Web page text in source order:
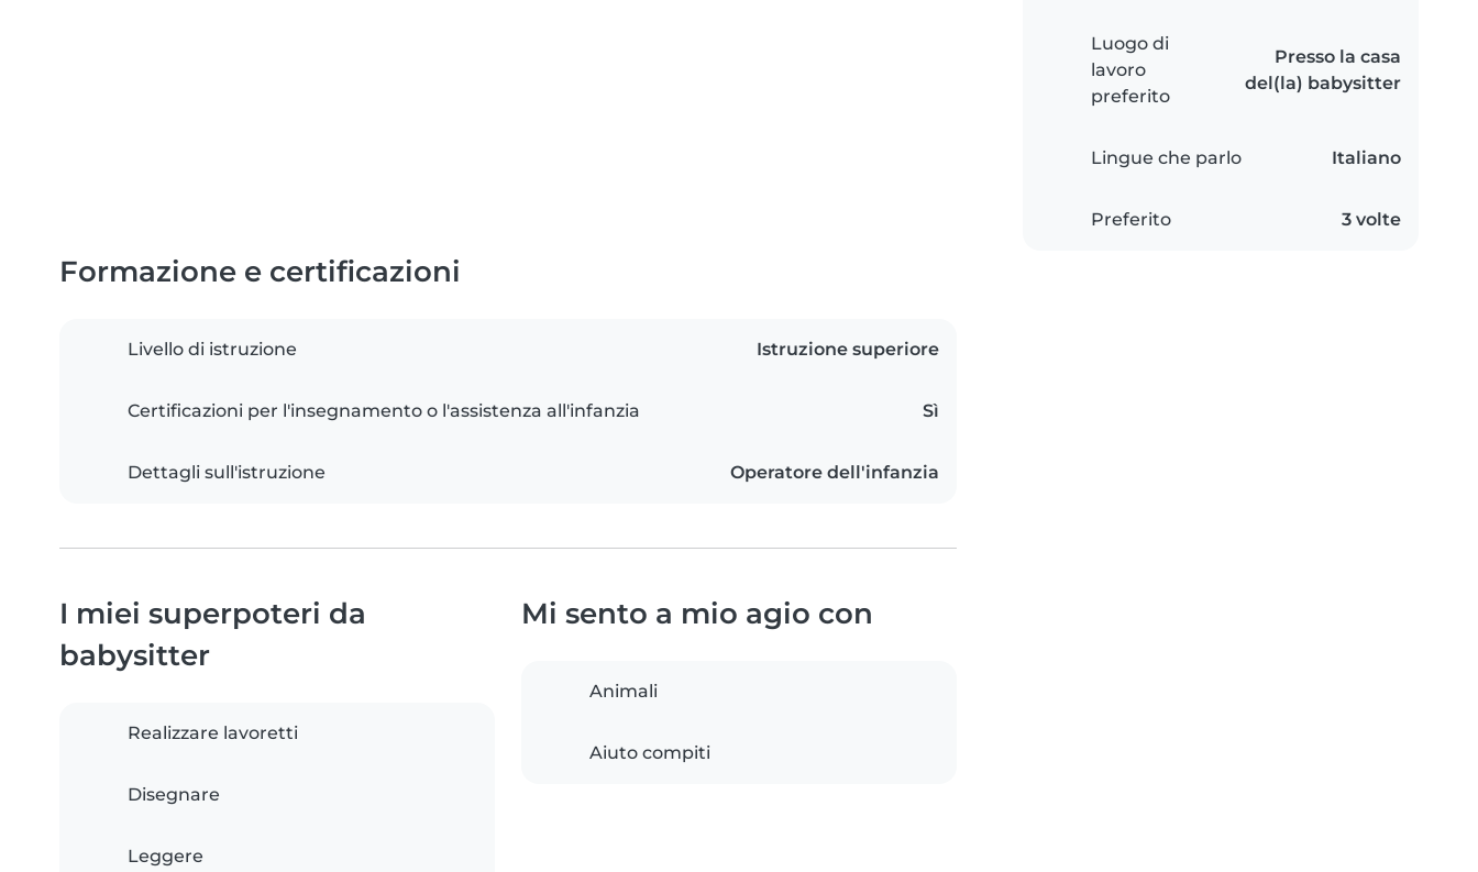
Luogo di
lavoro
preferito
Presso la casa
del(la) babysitter
Lingue che parlo Italiano
Preferito 3 volte
Formazione e certificazioni
Livello di istruzione Istruzione superiore
Certificazioni per l'insegnamento o l'assistenza all'infanzia Sì
Dettagli sull'istruzione Operatore dell'infanzia
I miei superpoteri da
babysitter
Realizzare lavoretti
Disegnare
Leggere
Mi sento a mio agio con
Animali
Aiuto compiti